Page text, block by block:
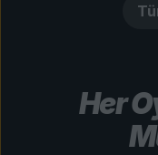
Her